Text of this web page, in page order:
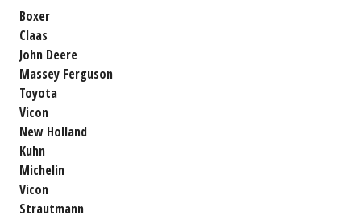
Boxer
Claas
John Deere
Massey Ferguson
Toyota
Vicon
New Holland
Kuhn
Michelin
Vicon
Strautmann